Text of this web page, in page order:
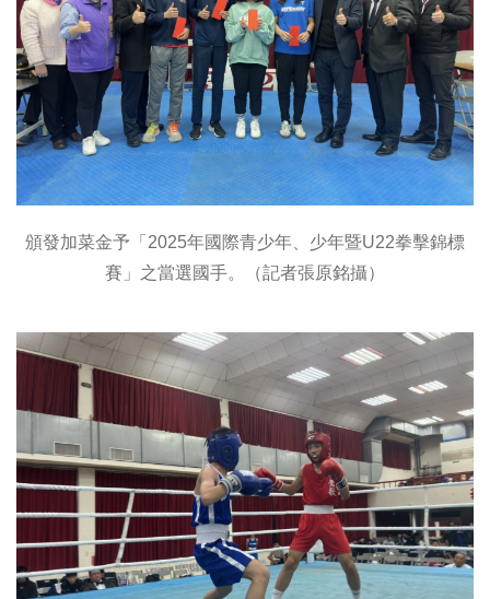
頒發加菜金予「2025年國際青少年、少年暨U22拳擊錦標
賽」之當選國手。（記者張原銘攝）